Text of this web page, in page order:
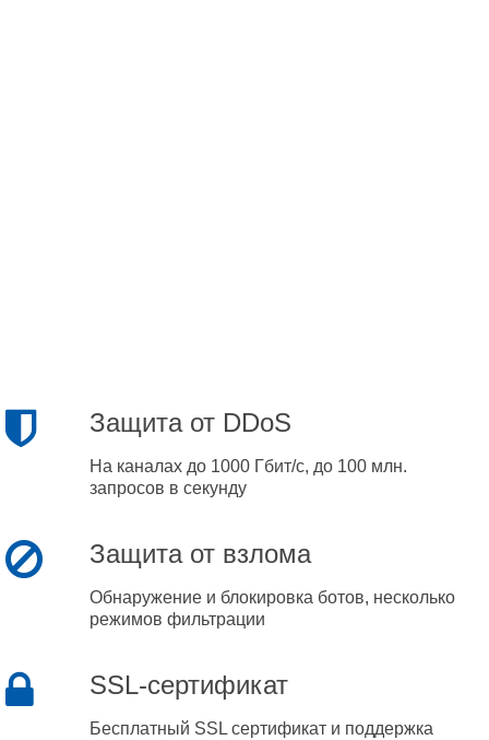
Защита от DDoS
На каналах до 1000 Гбит/с, до 100 млн.
запросов в секунду
Защита от взлома
Обнаружение и блокировка ботов, несколько
режимов фильтрации
SSL-сертификат
Бесплатный SSL сертификат и поддержка